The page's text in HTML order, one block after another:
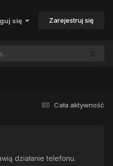
się Zarejestruj się
Cała aktywność
działanie telefonu.